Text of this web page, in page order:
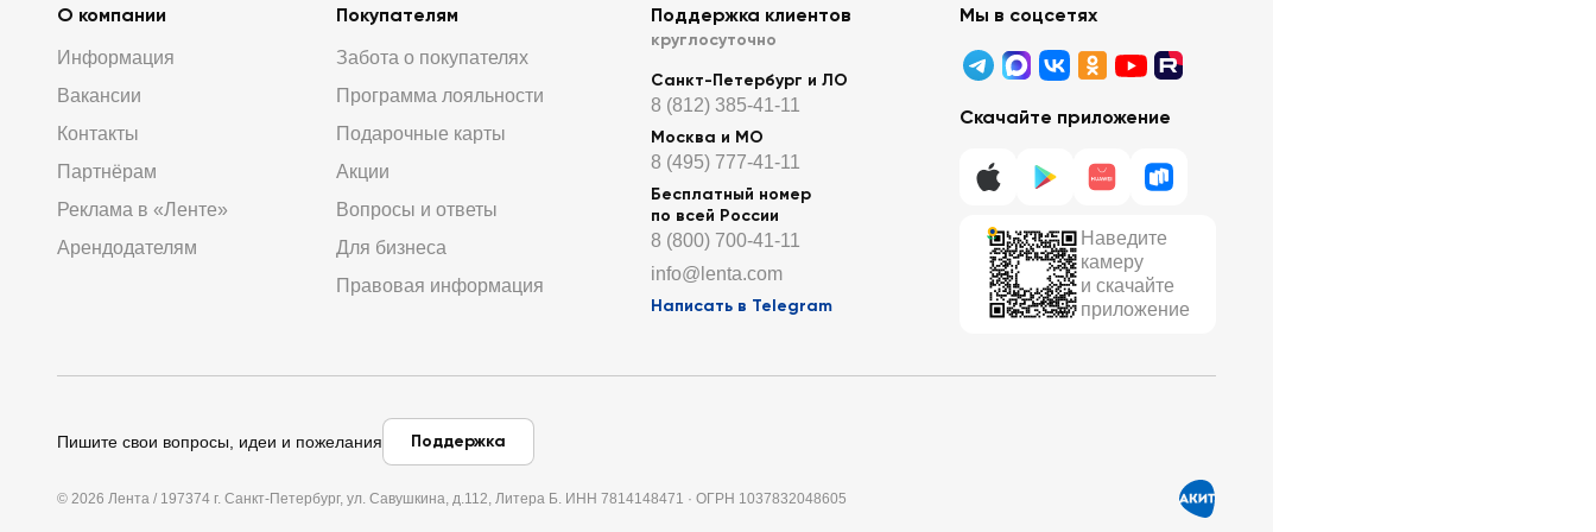
О компании
Информация
Вакансии
Контакты
Партнёрам
Реклама в «Ленте»
Арендодателям
Покупателям
Забота о покупателях
Программа лояльности
Подарочные карты
Акции
Вопросы и ответы
Для бизнеса
Правовая информация
Поддержка клиентов
круглосуточно
Санкт-Петербург и ЛО
8 (812) 385-41-11
Москва и МО
8 (495) 777-41-11
Бесплатный номер
по всей России
8 (800) 700-41-11
info@lenta.com
Написать в Telegram
Мы в соцсетях
Скачайте приложение
Наведите
камеру
и скачайте
приложение
Пишите свои вопросы, идеи и пожелания Поддержка
© 2026 Лента / 197374 г. Санкт-Петербург, ул. Савушкина, д.112, Литера Б. ИНН 7814148471 · ОГРН 1037832048605